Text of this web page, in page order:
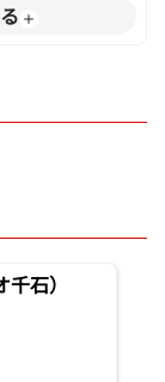
石）